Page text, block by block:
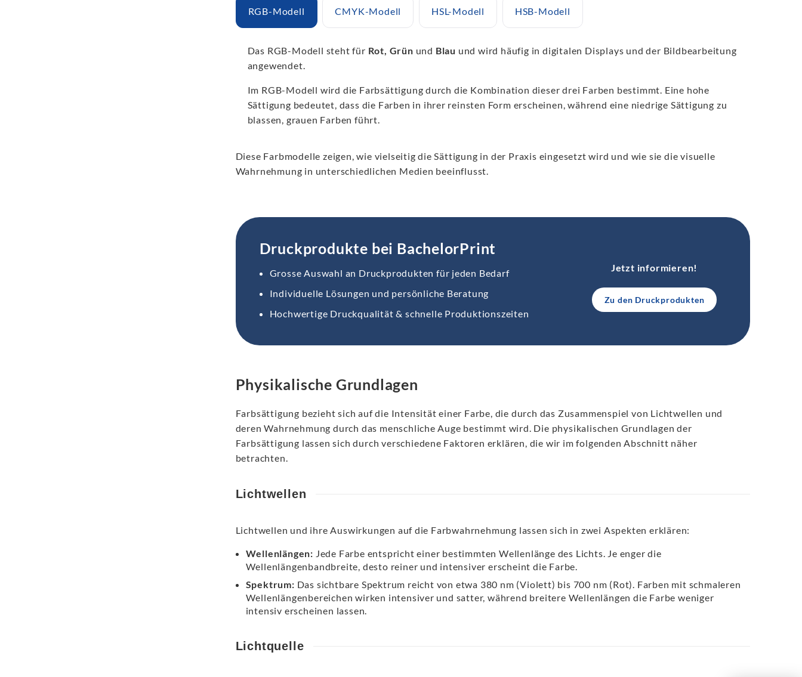
RGB-Modell CMYK-Modell HSL-Modell HSB-Modell
Das RGB-Modell steht für Rot, Grün und Blau und wird häufig in digitalen Displays und der Bildbearbeitung
angewendet.
Im RGB-Modell wird die Farbsättigung durch die Kombination dieser drei Farben bestimmt. Eine hohe
Sättigung bedeutet, dass die Farben in ihrer reinsten Form erscheinen, während eine niedrige Sättigung zu
blassen, grauen Farben führt.
Diese Farbmodelle zeigen, wie vielseitig die Sättigung in der Praxis eingesetzt wird und wie sie die visuelle
Wahrnehmung in unterschiedlichen Medien beeinflusst.
Druckprodukte bei BachelorPrint
Grosse Auswahl an Druckprodukten für jeden Bedarf
Individuelle Lösungen und persönliche Beratung
Hochwertige Druckqualität & schnelle Produktionszeiten
Jetzt informieren!
Zu den Druckprodukten
Physikalische Grundlagen
Farbsättigung bezieht sich auf die Intensität einer Farbe, die durch das Zusammenspiel von Lichtwellen und
deren Wahrnehmung durch das menschliche Auge bestimmt wird. Die physikalischen Grundlagen der
Farbsättigung lassen sich durch verschiedene Faktoren erklären, die wir im folgenden Abschnitt näher
betrachten.
Lichtwellen
Lichtwellen und ihre Auswirkungen auf die Farbwahrnehmung lassen sich in zwei Aspekten erklären:
Wellenlängen: Jede Farbe entspricht einer bestimmten Wellenlänge des Lichts. Je enger die
Wellenlängenbandbreite, desto reiner und intensiver erscheint die Farbe.
Spektrum: Das sichtbare Spektrum reicht von etwa 380 nm (Violett) bis 700 nm (Rot). Farben mit schmaleren
Wellenlängenbereichen wirken intensiver und satter, während breitere Wellenlängen die Farbe weniger
intensiv erscheinen lassen.
Lichtquelle